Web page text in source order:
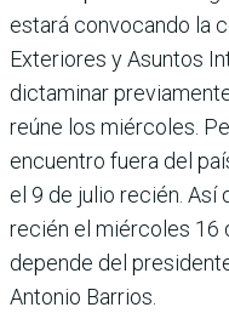
estará convocando la
Exteriores y Asuntos
dictaminar
reúne los miércoles.
encuentro fuera del
el 9 de julio recién. Así
recién el miércoles 16
depende del
Antonio Barrios.